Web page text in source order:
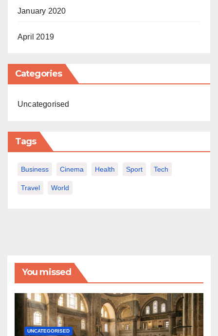
January 2020
April 2019
Categories
Uncategorised
Tags
Business Cinema Health Sport Tech
Travel World
You missed
UNCATEGORISED